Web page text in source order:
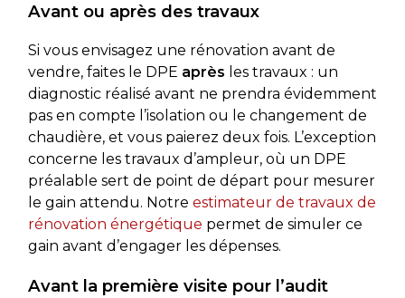
Avant ou après des travaux
Si vous envisagez une rénovation avant de
vendre, faites le DPE après les travaux : un
diagnostic réalisé avant ne prendra évidemment
pas en compte l’isolation ou le changement de
chaudière, et vous paierez deux fois. L’exception
concerne les travaux d’ampleur, où un DPE
préalable sert de point de départ pour mesurer
le gain attendu. Notre estimateur de travaux de
rénovation énergétique permet de simuler ce
gain avant d’engager les dépenses.
Avant la première visite pour l’audit